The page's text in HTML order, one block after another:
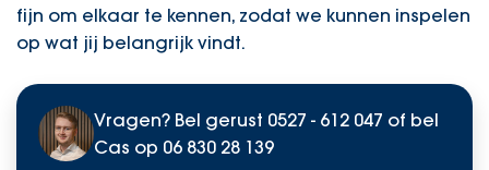
fijn om elkaar te kennen, zodat we kunnen inspelen
op wat jij belangrijk vindt.
Vragen? Bel gerust 0527 - 612 047 of bel
Cas op 06 830 28 139